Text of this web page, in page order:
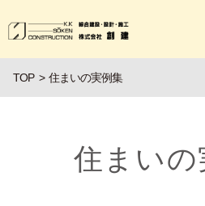
TOP 住まいの実例集
住まいの